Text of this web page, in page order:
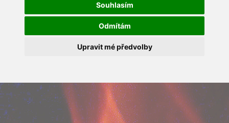
Souhlasím
Odmítám
Upravit mé předvolby